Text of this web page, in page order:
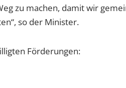
zu machen, damit wir
so der Minister.
Förderungen: